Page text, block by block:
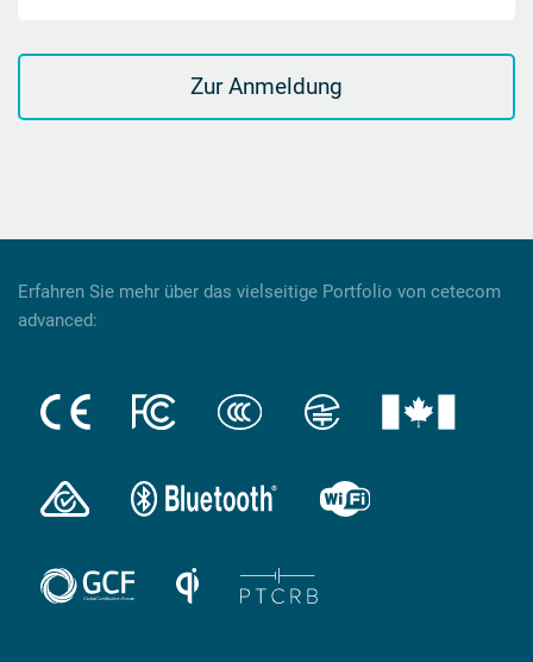
Zur Anmeldung
Erfahren Sie mehr über das vielseitige Portfolio von cetecom
advanced: